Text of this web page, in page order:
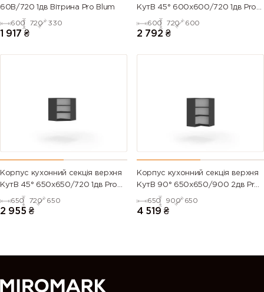
60В/720 1дв Вітрина Pro Blum
600 720 330
1 917 ₴
КутВ 45° 600х600/720 1дв Pro
600 720 600
2 792 ₴
Корпус кухонний секцiя верхня
КутВ 45° 650х650/720 1дв Pro
650 720 650
2 955 ₴
Корпус кухонний секцiя верхня
КутВ 90° 650х650/900 2дв Pro
650 900 650
4 519 ₴